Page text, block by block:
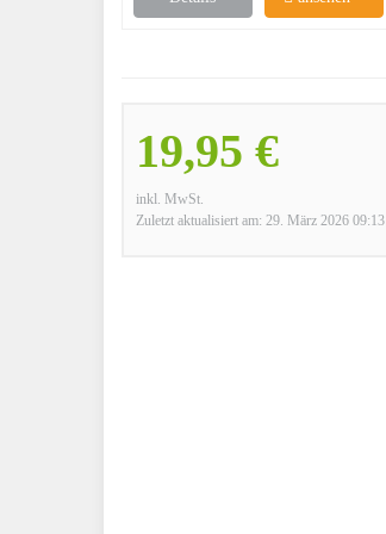
19,95 €
inkl. MwSt.
Zuletzt aktualisiert am: 29. März 2026 09:13